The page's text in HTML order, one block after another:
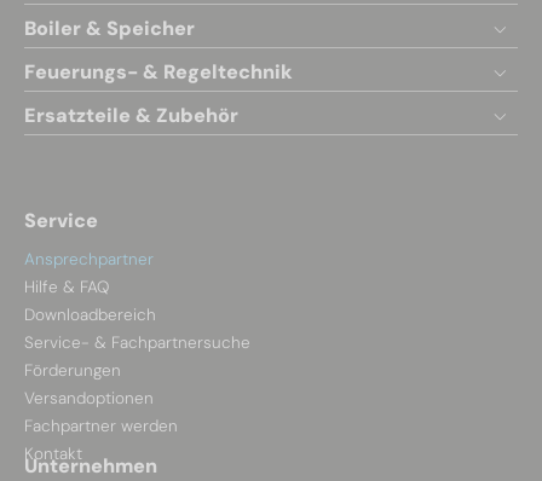
Boiler & Speicher
Feuerungs- & Regeltechnik
Ersatzteile & Zubehör
Service
Ansprechpartner
Hilfe & FAQ
Downloadbereich
Service- & Fachpartnersuche
Förderungen
Versandoptionen
Fachpartner werden
Kontakt
Unternehmen